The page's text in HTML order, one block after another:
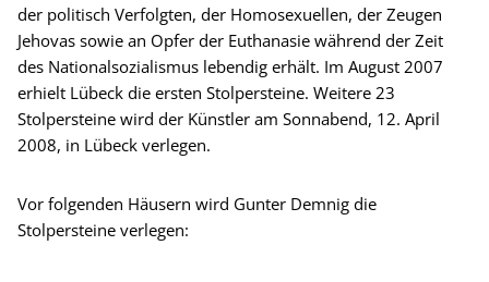
der politisch Verfolgten, der Homosexuellen, der Zeugen
Jehovas sowie an Opfer der Euthanasie während der Zeit
des Nationalsozialismus lebendig erhält. Im August 2007
erhielt Lübeck die ersten Stolpersteine. Weitere 23
Stolpersteine wird der Künstler am Sonnabend, 12. April
2008, in Lübeck verlegen.
Vor folgenden Häusern wird Gunter Demnig die
Stolpersteine verlegen: